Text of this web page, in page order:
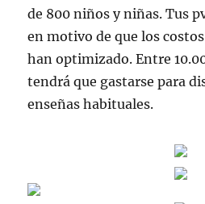
de 800 niños y niñas. Tus
en motivo de que los
han optimizado. Entre
tendrá que gastarse para
enseñas habituales.